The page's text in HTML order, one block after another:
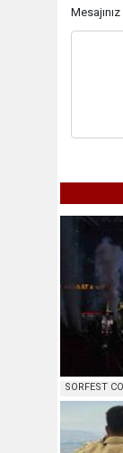
Mesajınız
SORFEST